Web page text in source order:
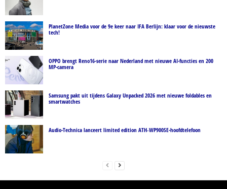
PlanetZone Media voor de 9e keer naar IFA Berlijn: klaar voor de nieuwste
tech!
OPPO brengt Reno16-serie naar Nederland met nieuwe AI-functies en 200
MP-camera
Samsung pakt uit tijdens Galaxy Unpacked 2026 met nieuwe foldables en
smartwatches
Audio-Technica lanceert limited edition ATH‑WP900SE-hoofdtelefoon